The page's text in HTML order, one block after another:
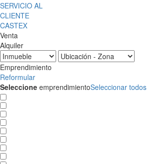
SERVICIO AL
CLIENTE
CASTEX
Venta
Alquiler
Emprendimiento
Reformular
Seleccione emprendimientoSeleccionar todos